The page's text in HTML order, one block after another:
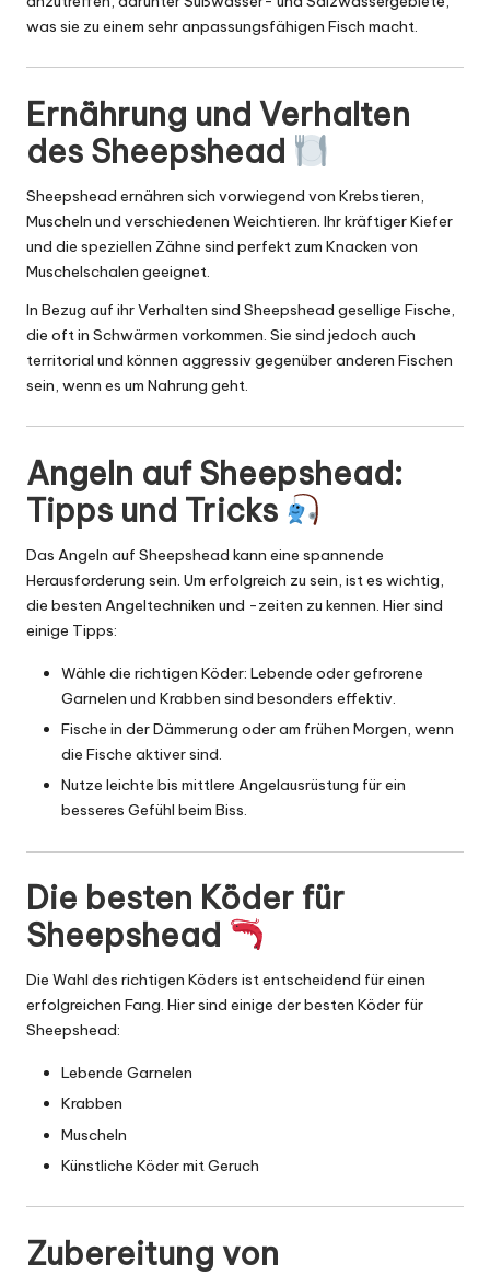
was sie zu einem sehr anpassungsfähigen Fisch macht.
Ernährung und Verhalten
des Sheepshead
Sheepshead ernähren sich vorwiegend von Krebstieren,
Muscheln und verschiedenen Weichtieren. Ihr kräftiger Kiefer
und die speziellen Zähne sind perfekt zum Knacken von
Muschelschalen geeignet.
In Bezug auf ihr Verhalten sind Sheepshead gesellige Fische,
die oft in Schwärmen vorkommen. Sie sind jedoch auch
territorial und können aggressiv gegenüber anderen Fischen
sein, wenn es um Nahrung geht.
Angeln auf Sheepshead:
Tipps und Tricks
Das Angeln auf Sheepshead kann eine spannende
Herausforderung sein. Um erfolgreich zu sein, ist es wichtig,
die besten Angeltechniken und -zeiten zu kennen. Hier sind
einige Tipps:
Wähle die richtigen Köder: Lebende oder gefrorene
Garnelen und Krabben sind besonders effektiv.
Fische in der Dämmerung oder am frühen Morgen, wenn
die Fische aktiver sind.
Nutze leichte bis mittlere Angelausrüstung für ein
besseres Gefühl beim Biss.
Die besten Köder für
Sheepshead
Die Wahl des richtigen Köders ist entscheidend für einen
erfolgreichen Fang. Hier sind einige der besten Köder für
Sheepshead:
Lebende Garnelen
Krabben
Muscheln
Künstliche Köder mit Geruch
Zubereitung von